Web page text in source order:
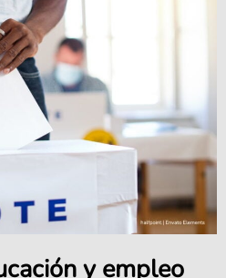
y empleo